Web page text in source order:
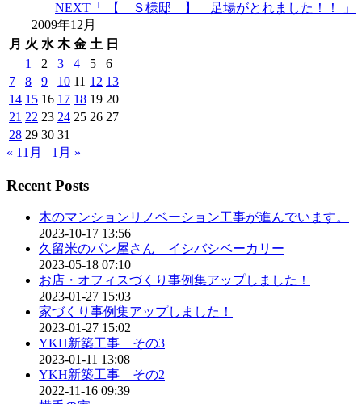
NEXT 「 【 Ｓ様邸 】 足場がとれました！！ 」
2009年12月
月 火 水 木 金 土 日
1
2 3 4 5
6
7
8 9 10 11 12 13
14 15 16 17 18 19 20
21 22 23 24 25 26 27
28 29 30 31
« 11月
1月 »
Recent Posts
木のマンションリノベーション工事が進んでいます。
2023-10-17 13:56
久留米のパン屋さん イシバシベーカリー
2023-05-18 07:10
お店・オフィスづくり事例集アップしました！
2023-01-27 15:03
家づくり事例集アップしました！
2023-01-27 15:02
YKH新築工事 その3
2023-01-11 13:08
YKH新築工事 その2
2022-11-16 09:39